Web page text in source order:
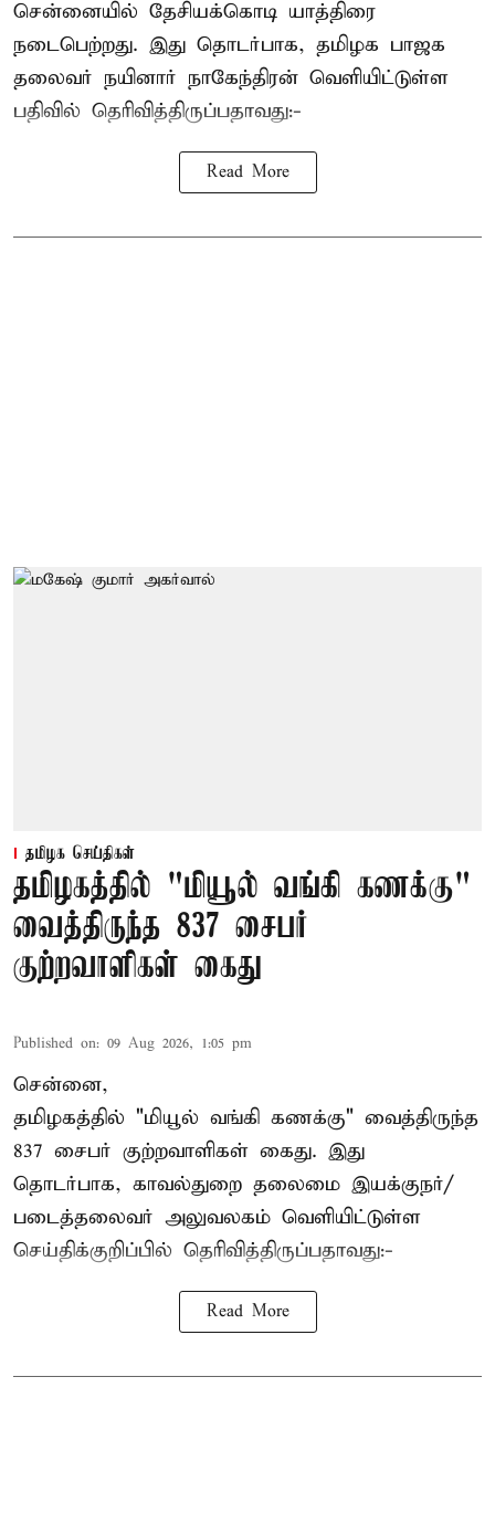
சென்னையில் தேசியக்கொடி யாத்திரை
நடைபெற்றது. இது தொடர்பாக, தமிழக பாஜக
தலைவர் நயினார் நாகேந்திரன் வெளியிட்டுள்ள
பதிவில் தெரிவித்திருப்பதாவது:-
Read More
தமிழக செய்திகள்
தமிழகத்தில் "மியூல் வங்கி கணக்கு"
வைத்திருந்த 837 சைபர்
குற்றவாளிகள் கைது
Published on: 09 Aug 2026, 1:05 pm
சென்னை,
தமிழகத்தில் "மியூல் வங்கி கணக்கு" வைத்திருந்த
837 சைபர் குற்றவாளிகள் கைது. இது
தொடர்பாக, காவல்துறை தலைமை இயக்குநர்/
படைத்தலைவர் அலுவலகம் வெளியிட்டுள்ள
செய்திக்குறிப்பில் தெரிவித்திருப்பதாவது:-
Read More